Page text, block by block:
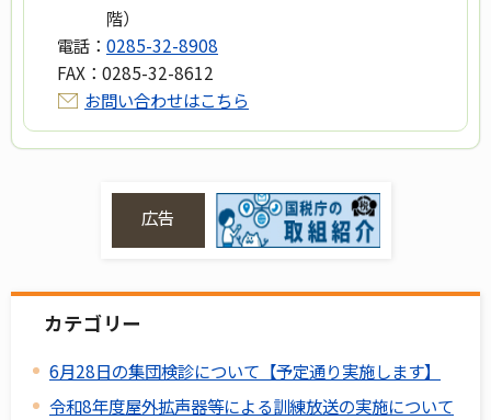
階）
電話： 0285-32-8908
FAX： 0285-32-8612
お問い合わせはこちら
広告
カテゴリー
6月28日の集団検診について【予定通り実施します】
令和8年度屋外拡声器等による訓練放送の実施について